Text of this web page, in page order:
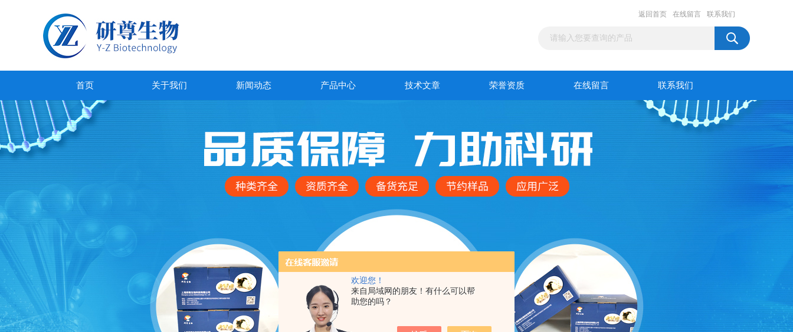
欢迎您！
来自局域网的朋友！有什么可以帮
助您的吗？
返回首页 在线留言 联系我们
首页 关于我们 新闻动态 产品中心 技术文章 荣誉资质 在线留言 联系我们